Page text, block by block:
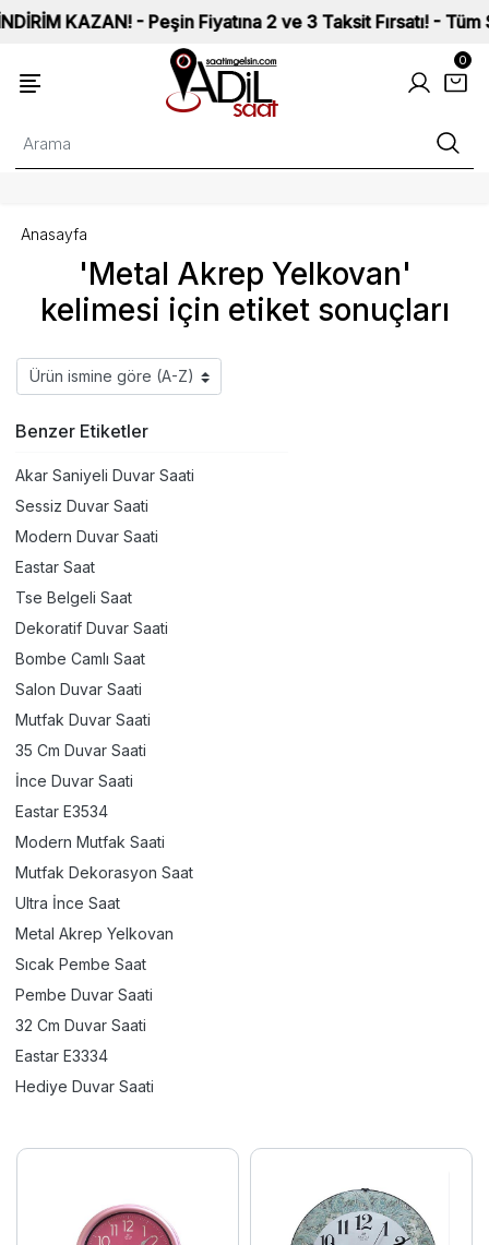
KAZAN! - Peşin Fiyatına 2 ve 3 Taksit Fırsatı! - Tüm
0
'Metal Akrep Yelkovan'
kelimesi için etiket sonuçları
Anasayfa
Benzer Etiketler
Akar Saniyeli Duvar Saati
Sessiz Duvar Saati
Modern Duvar Saati
Eastar Saat
Tse Belgeli Saat
Dekoratif Duvar Saati
Bombe Camlı Saat
Salon Duvar Saati
Mutfak Duvar Saati
35 Cm Duvar Saati
İnce Duvar Saati
Eastar E3534
Modern Mutfak Saati
Mutfak Dekorasyon Saat
Ultra İnce Saat
Metal Akrep Yelkovan
Sıcak Pembe Saat
Pembe Duvar Saati
32 Cm Duvar Saati
Eastar E3334
Hediye Duvar Saati